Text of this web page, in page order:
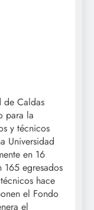
de Caldas
para la
y técnicos
Universidad
en 16
165 egresados
hace
el Fondo
el